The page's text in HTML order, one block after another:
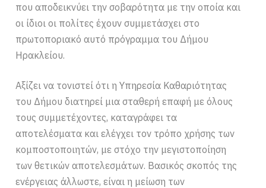
που αποδεικνύει την σοβαρότητα με την οποία και
οι ίδιοι οι πολίτες έχουν συμμετάσχει στο
πρωτοποριακό αυτό πρόγραμμα του Δήμου
Ηρακλείου.
Αξίζει να τονιστεί ότι η Υπηρεσία Καθαριότητας
του Δήμου διατηρεί μια σταθερή επαφή με όλους
τους συμμετέχοντες, καταγράφει τα
αποτελέσματα και ελέγχει τον τρόπο χρήσης των
κομποστοποιητών, με στόχο την μεγιστοποίηση
των θετικών αποτελεσμάτων. Βασικός σκοπός της
ενέργειας άλλωστε, είναι η μείωση των